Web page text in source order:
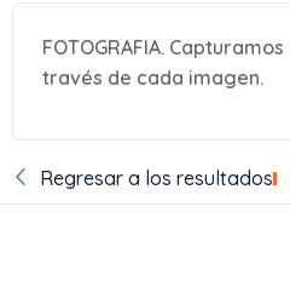
FOTOGRAFIA.
través de cada imagen.
Regresar a los resultados